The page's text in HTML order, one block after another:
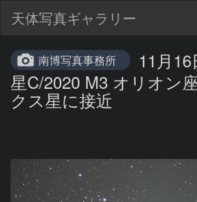
天体写真ギャラリー
南博写真事務所
11月
星C/2020 M3 オリオン
クス星に接近